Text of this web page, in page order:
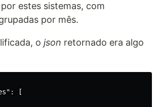
estes sistemas, com
por mês.
o json retornado era algo
:
[